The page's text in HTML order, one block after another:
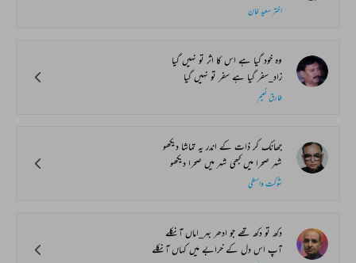
اختر سعید خان
وہ خود گیا ہے اس کا اثر تو نہیں گیا
زاد_سفر گیا ہے سفر تو نہیں گیا
طارق نعیم
جھانک کر ذات کے اندر یہ تماشا دیکھو
شہر صحرا میں کبھی شہر میں صحرا دیکھو
شوکت واسطی
دکھ تو دکھ تھے جو ادھر بہر_اماں آ نکلے
آپ اس دل کے خرابے میں کہاں آ نکلے